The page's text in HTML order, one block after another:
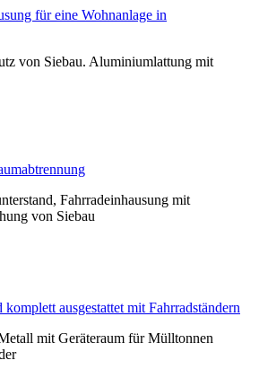
für eine Wohnanlage in
komplett ausgestattet mit Fahrradständern